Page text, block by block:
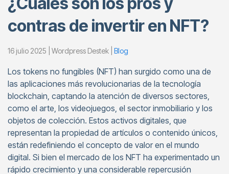
contras de invertir en NFT?
16 julio 2025 | Wordpress Destek | Blog
Los tokens no fungibles (NFT) han surgido como una de
las aplicaciones más revolucionarias de la tecnología
blockchain, captando la atención de diversos sectores,
como el arte, los videojuegos, el sector inmobiliario y los
objetos de colección. Estos activos digitales, que
representan la propiedad de artículos o contenido únicos,
están redefiniendo el concepto de valor en el mundo
digital. Si bien el mercado de los NFT ha experimentado un
rápido crecimiento y una considerable repercusión